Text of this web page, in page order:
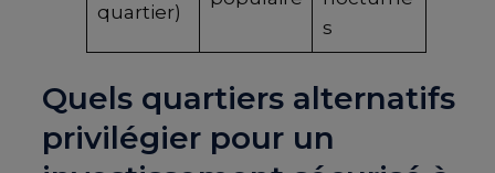
quartier)
s
Quels quartiers alternatifs
privilégier pour un